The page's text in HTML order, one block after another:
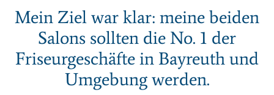
Mein Ziel war klar: meine beiden
Salons sollten die No. 1 der
Friseurgeschäfte in Bayreuth und
Umgebung werden.